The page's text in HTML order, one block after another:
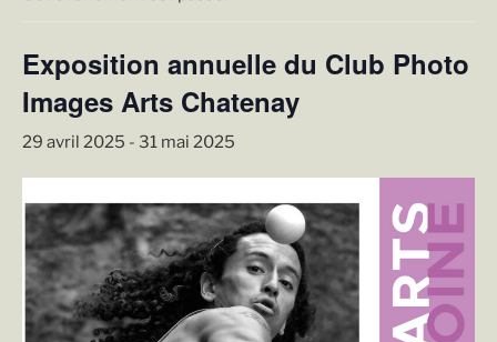
Exposition annuelle du Club Photo
Images Arts Chatenay
29 avril 2025 - 31 mai 2025